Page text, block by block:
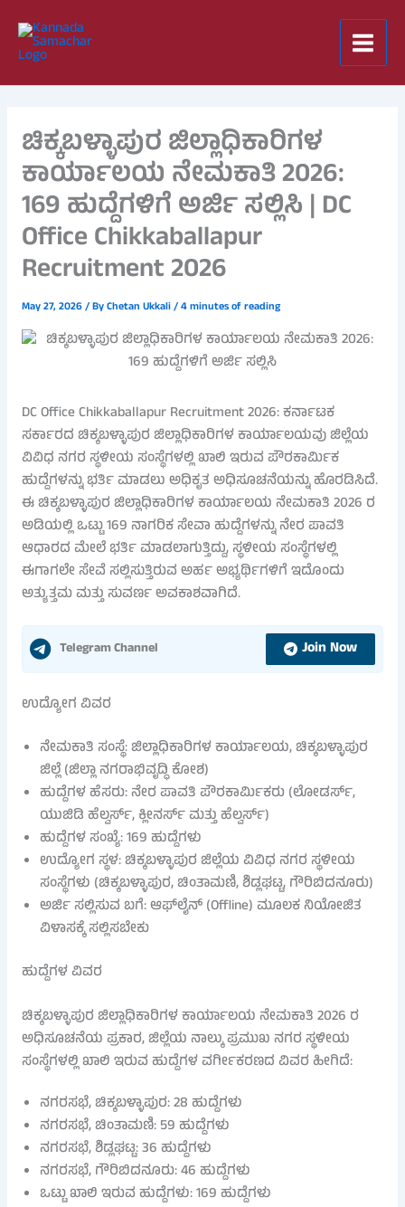
content
ಚಿಕ್ಕಬಳ್ಳಾಪುರ ಜಿಲ್ಲಾಧಿಕಾರಿಗಳ
ಕಾರ್ಯಾಲಯ ನೇಮಕಾತಿ 2026:
169 ಹುದ್ದೆಗಳಿಗೆ ಅರ್ಜಿ ಸಲ್ಲಿಸಿ | DC
Office Chikkaballapur
Recruitment 2026
May 27, 2026/ ByChetan Ukkali/4 minutes of reading
DC Office Chikkaballapur Recruitment 2026: ಕರ್ನಾಟಕ
ಸರ್ಕಾರದ ಚಿಕ್ಕಬಳ್ಳಾಪುರ ಜಿಲ್ಲಾಧಿಕಾರಿಗಳ ಕಾರ್ಯಾಲಯವು ಜಿಲ್ಲೆಯ
ವಿವಿಧ ನಗರ ಸ್ಥಳೀಯ ಸಂಸ್ಥೆಗಳಲ್ಲಿ ಖಾಲಿ ಇರುವ ಪೌರಕಾರ್ಮಿಕ
ಹುದ್ದೆಗಳನ್ನು ಭರ್ತಿ ಮಾಡಲು ಅಧಿಕೃತ ಅಧಿಸೂಚನೆಯನ್ನು ಹೊರಡಿಸಿದೆ.
ಈ ಚಿಕ್ಕಬಳ್ಳಾಪುರ ಜಿಲ್ಲಾಧಿಕಾರಿಗಳ ಕಾರ್ಯಾಲಯ ನೇಮಕಾತಿ 2026 ರ
ಅಡಿಯಲ್ಲಿ ಒಟ್ಟು 169 ನಾಗರಿಕ ಸೇವಾ ಹುದ್ದೆಗಳನ್ನು ನೇರ ಪಾವತಿ
ಆಧಾರದ ಮೇಲೆ ಭರ್ತಿ ಮಾಡಲಾಗುತ್ತಿದ್ದು, ಸ್ಥಳೀಯ ಸಂಸ್ಥೆಗಳಲ್ಲಿ
ಈಗಾಗಲೇ ಸೇವೆ ಸಲ್ಲಿಸುತ್ತಿರುವ ಅರ್ಹ ಅಭ್ಯರ್ಥಿಗಳಿಗೆ ಇದೊಂದು
ಅತ್ಯುತ್ತಮ ಮತ್ತು ಸುವರ್ಣ ಅವಕಾಶವಾಗಿದೆ.
Telegram Channel Join Now
ಉದ್ಯೋಗ ವಿವರ
ನೇಮಕಾತಿ ಸಂಸ್ಥೆ: ಜಿಲ್ಲಾಧಿಕಾರಿಗಳ ಕಾರ್ಯಾಲಯ, ಚಿಕ್ಕಬಳ್ಳಾಪುರ
ಜಿಲ್ಲೆ (ಜಿಲ್ಲಾ ನಗರಾಭಿವೃದ್ಧಿ ಕೋಶ)
ಹುದ್ದೆಗಳ ಹೆಸರು: ನೇರ ಪಾವತಿ ಪೌರಕಾರ್ಮಿಕರು (ಲೋಡರ್ಸ್,
ಯುಜಿಡಿ ಹೆಲ್ವರ್ಸ್, ಕ್ಲೀನರ್ಸ್ ಮತ್ತು ಹೆಲ್ವರ್ಸ್)
ಹುದ್ದೆಗಳ ಸಂಖ್ಯೆ: 169 ಹುದ್ದೆಗಳು
ಉದ್ಯೋಗ ಸ್ಥಳ: ಚಿಕ್ಕಬಳ್ಳಾಪುರ ಜಿಲ್ಲೆಯ ವಿವಿಧ ನಗರ ಸ್ಥಳೀಯ
ಸಂಸ್ಥೆಗಳು (ಚಿಕ್ಕಬಳ್ಳಾಪುರ, ಚಿಂತಾಮಣಿ, ಶಿಡ್ಲಘಟ್ಟ, ಗೌರಿಬಿದನೂರು)
ಅರ್ಜಿ ಸಲ್ಲಿಸುವ ಬಗೆ: ಆಫ್‌ಲೈನ್ (Offline) ಮೂಲಕ ನಿಯೋಜಿತ
ವಿಳಾಸಕ್ಕೆ ಸಲ್ಲಿಸಬೇಕು
ಹುದ್ದೆಗಳ ವಿವರ
ಚಿಕ್ಕಬಳ್ಳಾಪುರ ಜಿಲ್ಲಾಧಿಕಾರಿಗಳ ಕಾರ್ಯಾಲಯ ನೇಮಕಾತಿ 2026 ರ
ಅಧಿಸೂಚನೆಯ ಪ್ರಕಾರ, ಜಿಲ್ಲೆಯ ನಾಲ್ಕು ಪ್ರಮುಖ ನಗರ ಸ್ಥಳೀಯ
ಸಂಸ್ಥೆಗಳಲ್ಲಿ ಖಾಲಿ ಇರುವ ಹುದ್ದೆಗಳ ವರ್ಗೀಕರಣದ ವಿವರ ಹೀಗಿದೆ:
ನಗರಸಭೆ, ಚಿಕ್ಕಬಳ್ಳಾಪುರ: 28 ಹುದ್ದೆಗಳು
ನಗರಸಭೆ, ಚಿಂತಾಮಣಿ: 59 ಹುದ್ದೆಗಳು
ನಗರಸಭೆ, ಶಿಡ್ಲಘಟ್ಟ: 36 ಹುದ್ದೆಗಳು
ನಗರಸಭೆ, ಗೌರಿಬಿದನೂರು: 46 ಹುದ್ದೆಗಳು
ಒಟ್ಟು ಖಾಲಿ ಇರುವ ಹುದ್ದೆಗಳು: 169 ಹುದ್ದೆಗಳು